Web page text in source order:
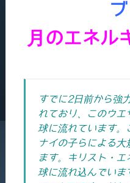
月のエネル
すでに2日前から強
れており、このウエ
球に流れています。
ナイの子らによる
ます。キリスト・
球に流れ込んでいま